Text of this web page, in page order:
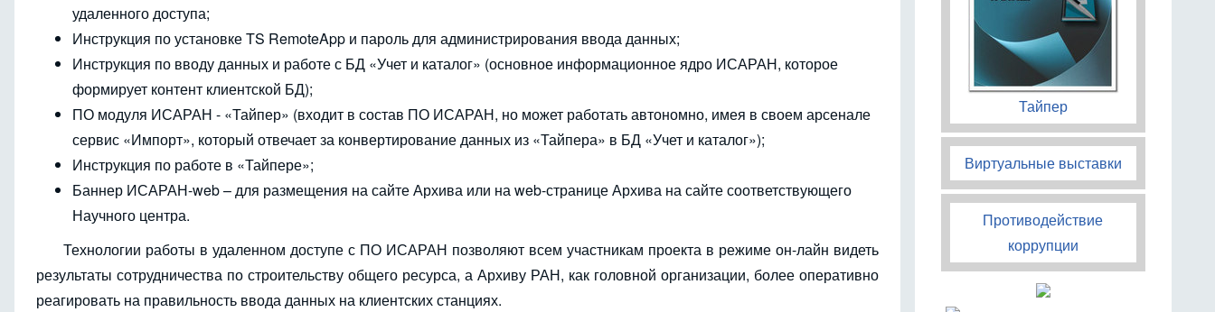
удаленного доступа;
Инструкция по установке TS RemoteApp и пароль для администрирования ввода данных;
Инструкция по вводу данных и работе с БД «Учет и каталог» (основное информационное ядро ИСАРАН, которое
формирует контент клиентской БД);
ПО модуля ИСАРАН - «Тайпер» (входит в состав ПО ИСАРАН, но может работать автономно, имея в своем арсенале
сервис «Импорт», который отвечает за конвертирование данных из «Тайпера» в БД «Учет и каталог»);
Инструкция по работе в «Тайпере»;
Баннер ИСАРАН-web – для размещения на сайте Архива или на web-странице Архива на сайте соответствующего
Научного центра.
Технологии работы в удаленном доступе с ПО ИСАРАН позволяют всем участникам проекта в режиме он-лайн видеть
результаты сотрудничества по строительству общего ресурса, а Архиву РАН, как головной организации, более оперативно
реагировать на правильность ввода данных на клиентских станциях.
Тайпер
Виртуальные выставки
Противодействие
коррупции